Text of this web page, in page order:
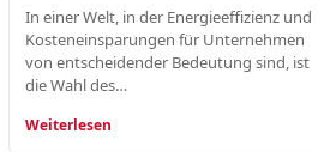
In einer Welt, in der Energieeffizienz und
Kosteneinsparungen für Unternehmen
von entscheidender Bedeutung sind, ist
die Wahl des…
Weiterlesen